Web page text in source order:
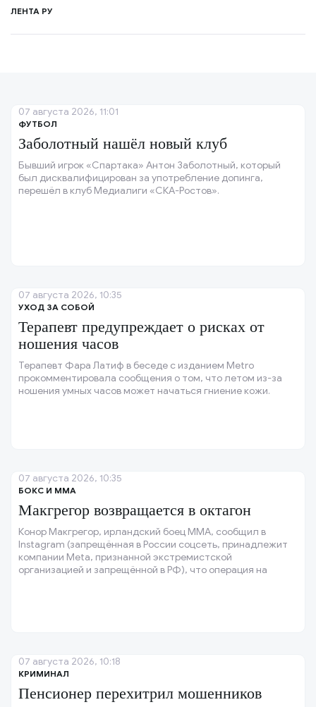
ЛЕНТА РУ
ФУТБОЛ
Заболотный нашёл новый клуб
Бывший игрок «Спартака» Антон Заболотный, который
был дисквалифицирован за употребление допинга,
перешёл в клуб Медиалиги «СКА-Ростов».
07 августа 2026, 11:01
УХОД ЗА СОБОЙ
Терапевт предупреждает о рисках от
ношения часов
Терапевт Фара Латиф в беседе с изданием Metro
прокомментировала сообщения о том, что летом из-за
ношения умных часов может начаться гниение кожи.
07 августа 2026, 10:35
БОКС И ММА
Макгрегор возвращается в октагон
Конор Макгрегор, ирландский боец ММА, сообщил в
Instagram (запрещённая в России соцсеть, принадлежит
компании Meta, признанной экстремистской
организацией и запрещённой в РФ), что операция на
07 августа 2026, 10:35
КРИМИНАЛ
Пенсионер перехитрил мошенников
07 августа 2026, 10:18